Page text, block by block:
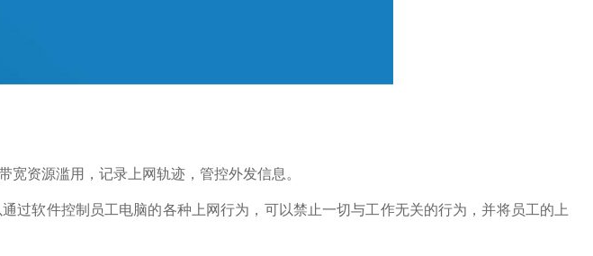
资源滥用，记录上网轨迹，管控外发信息。
过软件控制员工电脑的各种上网行为，可以禁止一切与工作无关的行为，并将员工的上